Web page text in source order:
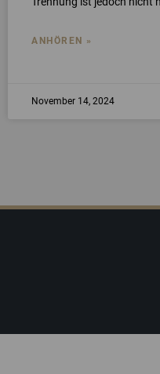
ANHÖREN »
November 14, 2024